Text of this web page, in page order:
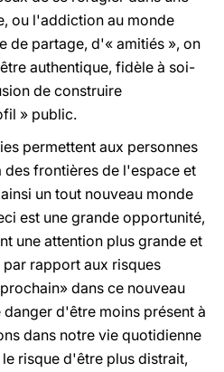
ou l'addiction au monde
de partage, d'« amitiés », on
authentique, fidèle à soi-
de construire
» public.
permettent aux personnes
frontières de l'espace et
un tout nouveau monde
est une grande opportunité,
une attention plus grande et
rapport aux risques
dans ce nouveau
danger d'être moins présent à
dans notre vie quotidienne
risque d'être plus distrait,